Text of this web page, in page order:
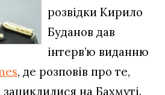
розвідки Кирило
Буданов дав
інтерв’ю виданню
, де розповів про те,
на Бахмуті.